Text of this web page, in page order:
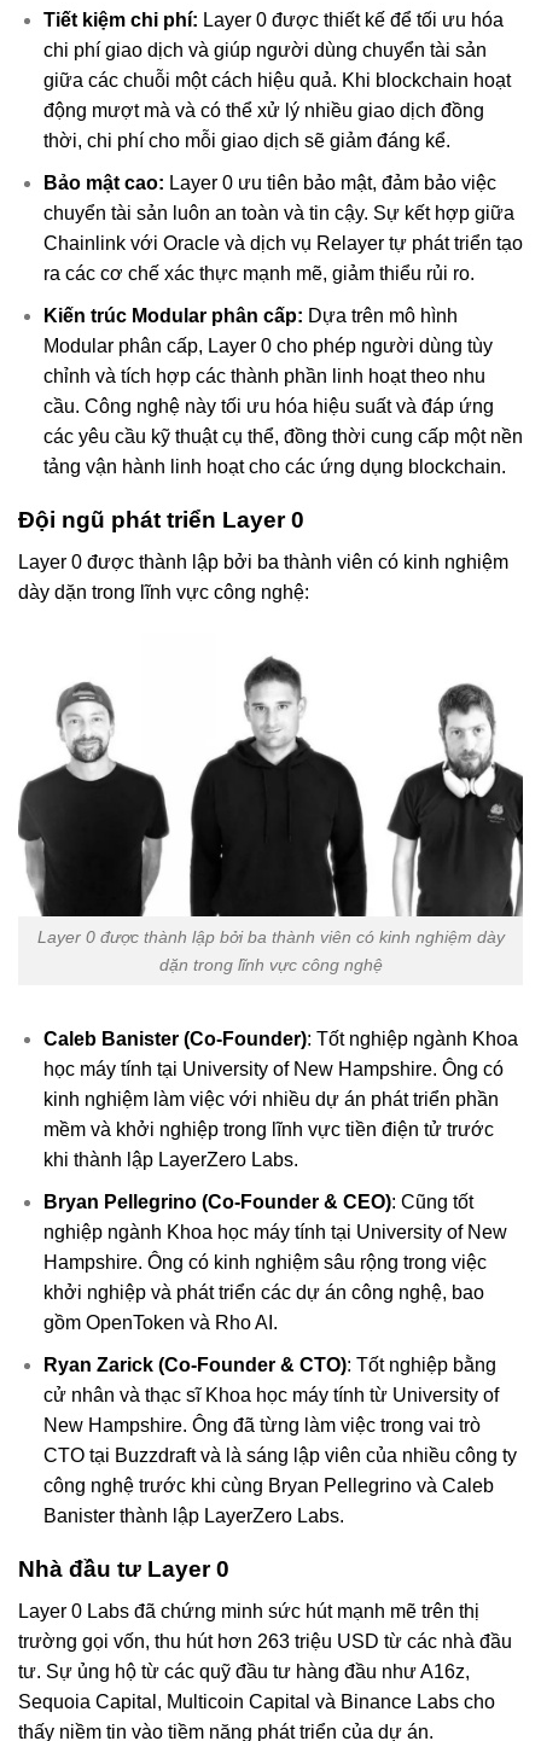
Tiết kiệm chi phí: Layer 0 được thiết kế để tối ưu hóa
chi phí giao dịch và giúp người dùng chuyển tài sản
giữa các chuỗi một cách hiệu quả. Khi blockchain hoạt
động mượt mà và có thể xử lý nhiều giao dịch đồng
thời, chi phí cho mỗi giao dịch sẽ giảm đáng kể.
Bảo mật cao: Layer 0 ưu tiên bảo mật, đảm bảo việc
chuyển tài sản luôn an toàn và tin cậy. Sự kết hợp giữa
Chainlink với Oracle và dịch vụ Relayer tự phát triển tạo
ra các cơ chế xác thực mạnh mẽ, giảm thiểu rủi ro.
Kiến trúc Modular phân cấp: Dựa trên mô hình
Modular phân cấp, Layer 0 cho phép người dùng tùy
chỉnh và tích hợp các thành phần linh hoạt theo nhu
cầu. Công nghệ này tối ưu hóa hiệu suất và đáp ứng
các yêu cầu kỹ thuật cụ thể, đồng thời cung cấp một nền
tảng vận hành linh hoạt cho các ứng dụng blockchain.
Đội ngũ phát triển Layer 0
Layer 0 được thành lập bởi ba thành viên có kinh nghiệm
dày dặn trong lĩnh vực công nghệ:
Layer 0 được thành lập bởi ba thành viên có kinh nghiệm dày
dặn trong lĩnh vực công nghệ
Caleb Banister (Co-Founder): Tốt nghiệp ngành Khoa
học máy tính tại University of New Hampshire. Ông có
kinh nghiệm làm việc với nhiều dự án phát triển phần
mềm và khởi nghiệp trong lĩnh vực tiền điện tử trước
khi thành lập LayerZero Labs.
Bryan Pellegrino (Co-Founder & CEO): Cũng tốt
nghiệp ngành Khoa học máy tính tại University of New
Hampshire. Ông có kinh nghiệm sâu rộng trong việc
khởi nghiệp và phát triển các dự án công nghệ, bao
gồm OpenToken và Rho AI.
Ryan Zarick (Co-Founder & CTO): Tốt nghiệp bằng
cử nhân và thạc sĩ Khoa học máy tính từ University of
New Hampshire. Ông đã từng làm việc trong vai trò
CTO tại Buzzdraft và là sáng lập viên của nhiều công ty
công nghệ trước khi cùng Bryan Pellegrino và Caleb
Banister thành lập LayerZero Labs.
Nhà đầu tư Layer 0
Layer 0 Labs đã chứng minh sức hút mạnh mẽ trên thị
trường gọi vốn, thu hút hơn 263 triệu USD từ các nhà đầu
tư. Sự ủng hộ từ các quỹ đầu tư hàng đầu như A16z,
Sequoia Capital, Multicoin Capital và Binance Labs cho
thấy niềm tin vào tiềm năng phát triển của dự án.